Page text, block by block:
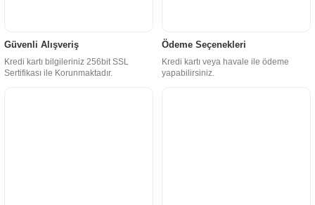
Güvenli Alışveriş
Kredi kartı bilgileriniz 256bit SSL
Sertifikası ile Korunmaktadır.
Ödeme Seçenekleri
Kredi kartı veya havale ile ödeme
yapabilirsiniz.